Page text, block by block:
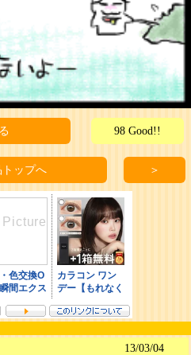
98 Good!!
トップへ ＞
13/03/04